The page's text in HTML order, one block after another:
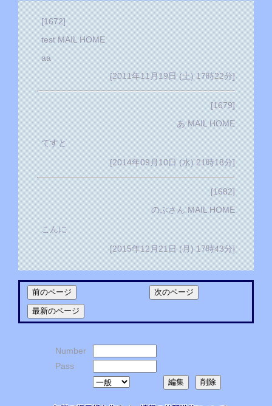
[1672]
test MAIL HOME
aa
[2011年11月19日 (土) 17時22分]
[1679]
あ MAIL HOME
てすと
[2014年09月10日 (水) 21時18分]
[1682]
のぶさん MAIL HOME
こんに
[2015年12月21日 (月) 17時43分]
Number
Pass